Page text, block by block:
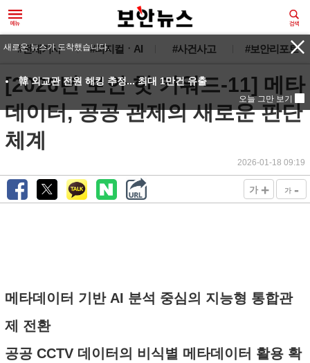
#전체기사 #피지컬ㆍAI #사건사고 #보안리포트
[2026년 보안 핫 키워드-11] 메타
데이터, 공공 관제의 새로운 판단
체계
2026-01-18 09:19
가 + 가 -
메타데이터 기반 AI 분석 중심의 지능형 통합관
제 전환
공공 CCTV 데이터의 비식별 메타데이터 활용 확
새로운 뉴스가 도착했습니다.
韓 외교관 전원 해킹 추정... 최대 1만건 유출
오늘 그만 보기